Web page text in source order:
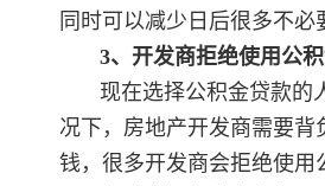
同时可以减少日后很多不必
3、开发商拒绝使用公
现在选择公积金贷款的
况下，房地产开发商需要
钱，很多开发商会拒绝使用